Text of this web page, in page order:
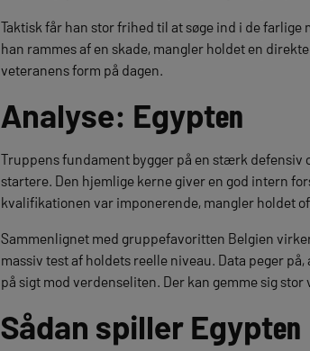
Taktisk får han stor frihed til at søge ind i de
han rammes af en skade, mangler holdet en
veteranens form på dagen.
Analyse: Egypten
Truppens fundament bygger på en stærk defensiv
startere. Den hjemlige kerne giver en god intern
kvalifikationen var imponerende, mangler holdet
Sammenlignet med gruppefavoritten Belgien
massiv test af holdets reelle niveau. Data peger
på sigt mod verdenseliten. Der kan gemme sig
Sådan spiller Egypten